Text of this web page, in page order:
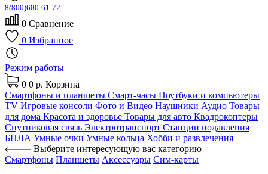
8(800)600-61-72
0 Сравнение
0 Избранное
Режим работы
0 0 р. Корзина
Смартфоны и планшеты Смарт-часы Ноутбуки и компьютеры
TV Игровые консоли Фото и Видео Наушники Аудио Товары
для дома Красота и здоровье Товары для авто Квадрокоптеры
Спутниковая связь Электротранспорт Станции подавления
БПЛА Умные очки Умные кольца Хобби и развлечения
Выберите интересующую вас категорию
Смартфоны Планшеты Аксессуары Сим-карты